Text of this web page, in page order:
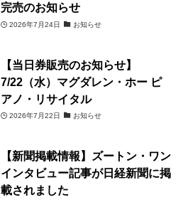
完売のお知らせ
2026年7月24日 お知らせ
【当日券販売のお知らせ】
7/22（水）マグダレン・ホー ピ
アノ・リサイタル
2026年7月22日 お知らせ
【新聞掲載情報】ズートン・ワン
インタビュー記事が日経新聞に掲
載されました